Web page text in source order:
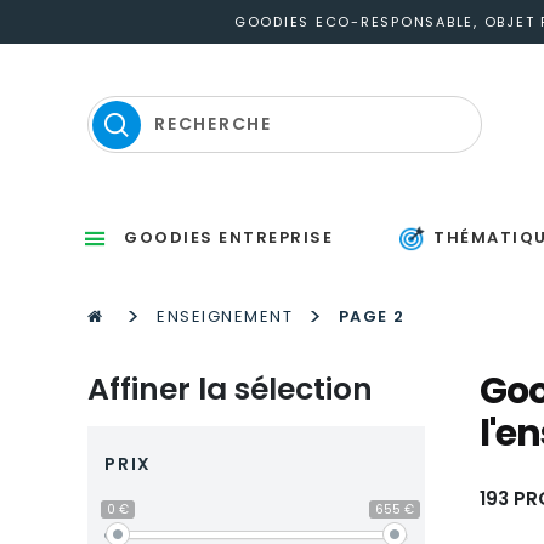
GOODIES ECO-RESPONSABLE,
GOODIES ENTREPRISE
> ENSEIGNEMENT > PAGE 2
193
Affiner la sélection
PRIX
0 € 655 €